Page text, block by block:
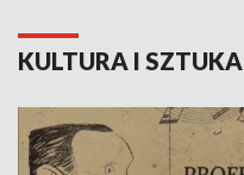
KULTURA I SZTUKA